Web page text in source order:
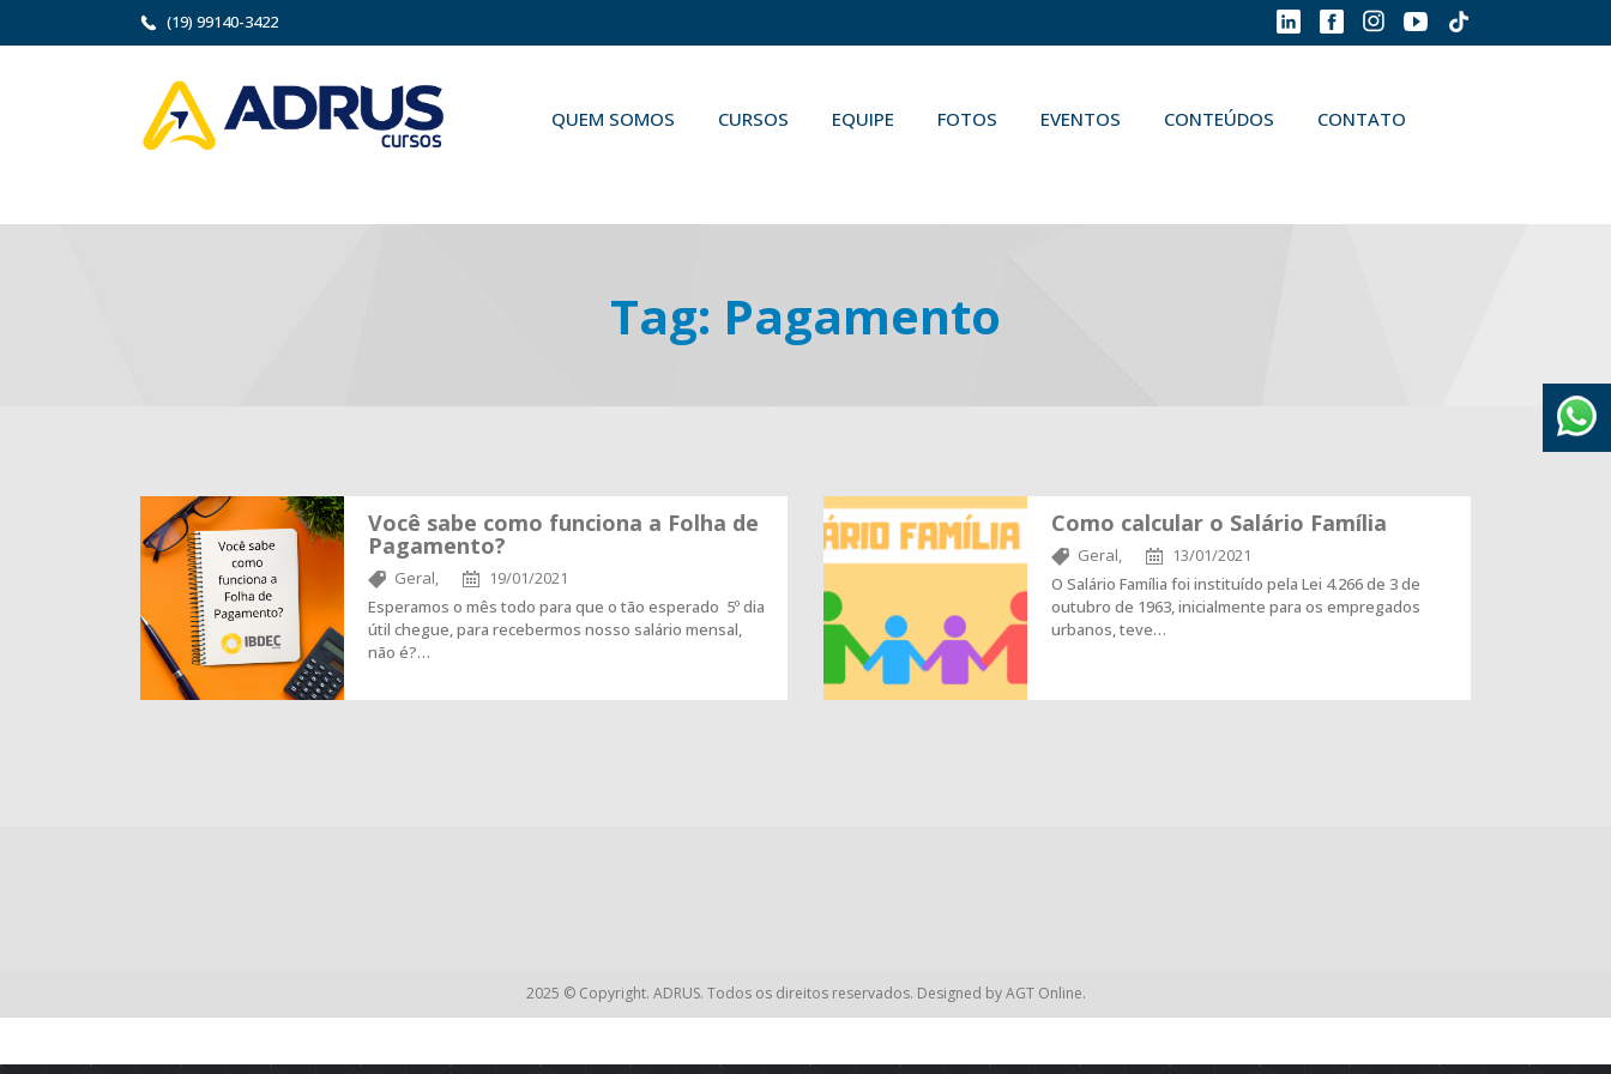
(19) 99140-3422
QUEM SOMOS CURSOS EQUIPE FOTOS EVENTOS CONTEÚDOS CONTATO
Tag: Pagamento
Você sabe como funciona a Folha de
Pagamento?
Geral,
19/01/2021
Esperamos o mês todo para que o tão esperado 5º dia
útil chegue, para recebermos nosso salário mensal,
não é?…
Como calcular o Salário Família
Geral,
13/01/2021
O Salário Família foi instituído pela Lei 4.266 de 3 de
outubro de 1963, inicialmente para os empregados
urbanos, teve…
2025 © Copyright. ADRUS. Todos os direitos reservados. Designed byAGT Online.